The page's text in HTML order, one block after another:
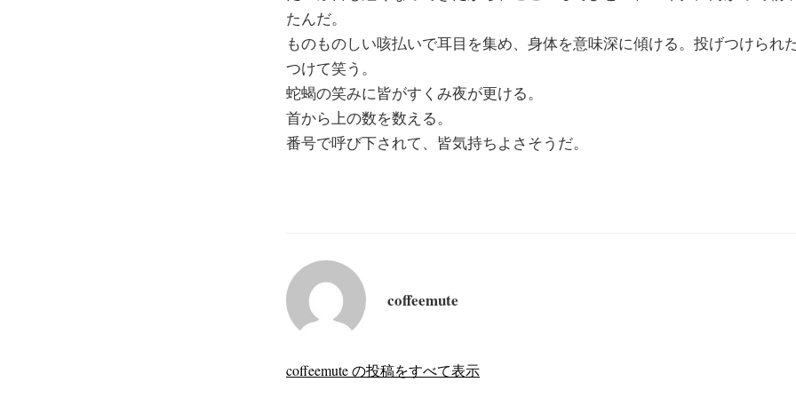
たんだ。
ものものしい咳払いで耳目を集め、身体を意味深に傾ける。投げつけられ
つけて笑う。
蛇蝎の笑みに皆がすくみ夜が更ける。
首から上の数を数える。
番号で呼び下されて、皆気持ちよさそうだ。
coffeemute
coffeemute の投稿をすべて表示